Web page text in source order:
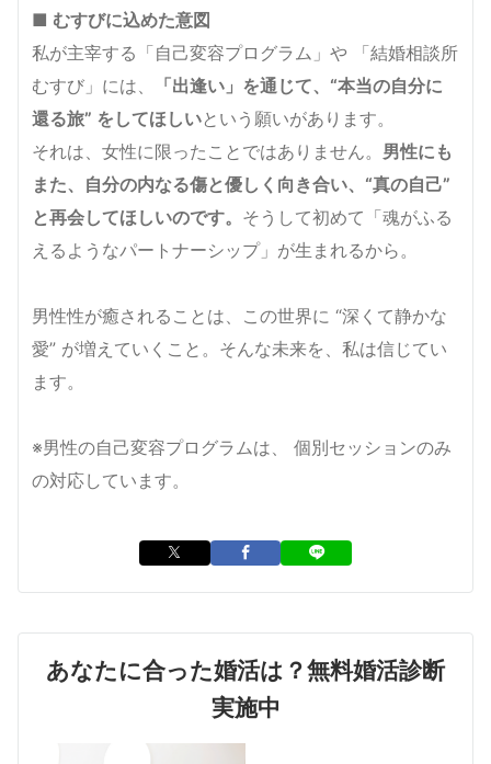
■ むすびに込めた意図
私が主宰する「自己変容プログラム」や 「結婚相談所
むすび」には、
「出逢い」を通じて、“本当の自分に
還る旅” をしてほしいという願いがあります。
それは、女性に限ったことではありません。 男性にも
また、自分の内なる傷と優しく向き合い、“真の自己”
と再会してほしいのです。 そうして初めて「魂がふる
えるようなパートナーシップ」が生まれるから。
男性性が癒されることは、この世界に “深くて静かな
愛” が増えていくこと。そんな未来を、私は信じてい
ます。
※男性の自己変容プログラムは、 個別セッションのみ
の対応しています。
あなたに合った婚活は？無料婚活診断
実施中